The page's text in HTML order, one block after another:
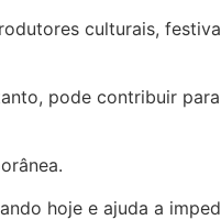
culturais,
pode contribuir
hoje e ajuda a